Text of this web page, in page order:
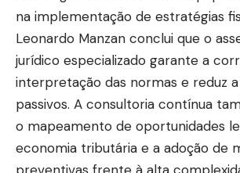
na implementação de estratégias
Leonardo Manzan conclui que o
jurídico especializado garante a
interpretação das normas e reduz
passivos. A consultoria contínua
o mapeamento de oportunidades
economia tributária e a adoção de
preventivas frente à alta